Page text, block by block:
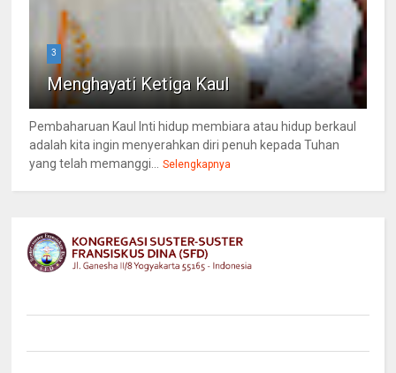
3
Menghayati Ketiga Kaul
Pembaharuan Kaul Inti hidup membiara atau hidup berkaul
adalah kita ingin menyerahkan diri penuh kepada Tuhan
yang telah memanggi... Selengkapnya